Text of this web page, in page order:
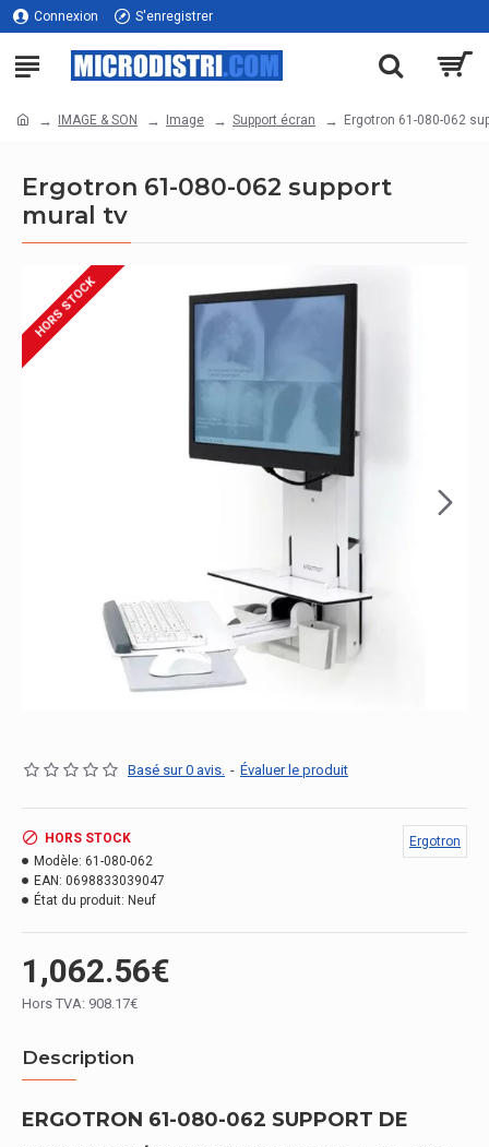
Connexion S'enregistrer
IMAGE & SON Image Support écran Ergotron 61-080-062
Ergotron 61-080-062 support
mural tv
HORS STOCK
Basé sur 0 avis. - Évaluer le produit
1,062.56€
Hors TVA: 908.17€
HORS STOCK
Modèle: 61-080-062
EAN: 0698833039047
État du produit: Neuf
Ergotron
Description
ERGOTRON 61-080-062 SUPPORT DE